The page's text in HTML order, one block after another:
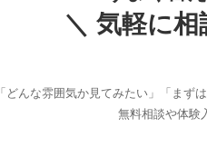
＼ 気軽に
「どんな雰囲気か見てみたい」「まず
無料相談や体験